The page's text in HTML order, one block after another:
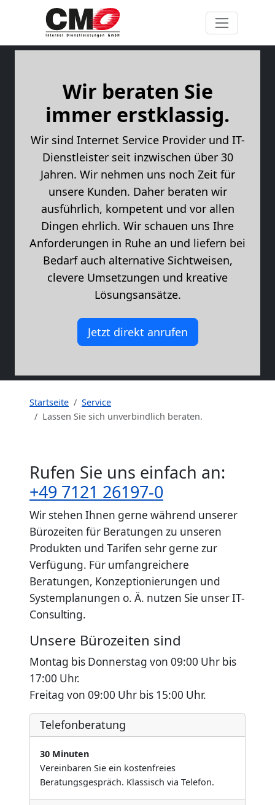
Wir beraten Sie
immer erstklassig.
Wir sind Internet Service Provider und IT-
Dienstleister seit inzwischen über 30
Jahren. Wir nehmen uns noch Zeit für
unsere Kunden. Daher beraten wir
ausführlich, kompetent und vor allen
Dingen ehrlich. Wir schauen uns Ihre
Anforderungen in Ruhe an und liefern bei
Bedarf auch alternative Sichtweisen,
clevere Umsetzungen und kreative
Lösungsansätze.
Jetzt direkt anrufen
Startseite
Service
Lassen Sie sich unverbindlich beraten.
Rufen Sie uns einfach an:
+49 7121 26197-0
Wir stehen Ihnen gerne während unserer
Bürozeiten für Beratungen zu unseren
Produkten und Tarifen sehr gerne zur
Verfügung. Für umfangreichere
Beratungen, Konzeptionierungen und
Systemplanungen o. Ä. nutzen Sie unser IT-
Consulting.
Unsere Bürozeiten sind
Montag bis Donnerstag von 09:00 Uhr bis
17:00 Uhr.
Freitag von 09:00 Uhr bis 15:00 Uhr.
Telefonberatung
30 Minuten
Vereinbaren Sie ein kostenfreies
Beratungsgespräch. Klassisch via Telefon.